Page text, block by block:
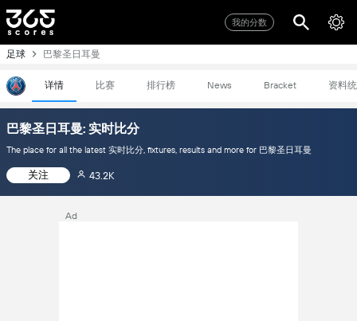
我的分数
足球 巴黎圣日耳曼
详情 比赛 排行榜 News Bracket 资料
巴黎圣日耳曼: 实时比分
The place for all the latest 实时比分, fixtures, results and more for 巴黎圣日耳曼
关注 43.2K
Ad